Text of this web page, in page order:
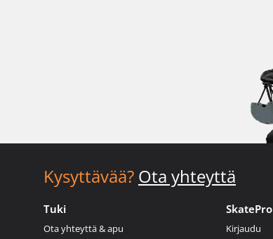
Kysyttävää? Ota yhteyttä
Tuki
Ota yhteyttä & apu
SkatePro
Kirjaudu